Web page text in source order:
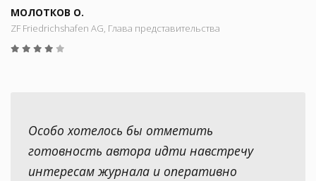
МОЛОТКОВ О.
ZF Friedrichshafen AG, Глава представительства
Особо хотелось бы отметить
готовность автора идти навстречу
интересам журнала и оперативно